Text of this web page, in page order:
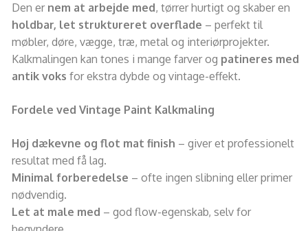
Den er nem at arbejde med, tørrer hurtigt og skaber en
holdbar, let struktureret overflade – perfekt til
møbler, døre, vægge, træ, metal og interiørprojekter.
Kalkmalingen kan tones i mange farver og patineres med
antik voks for ekstra dybde og vintage-effekt.
Fordele ved Vintage Paint Kalkmaling
Høj dækevne og flot mat finish – giver et professionelt
resultat med få lag.
Minimal forberedelse – ofte ingen slibning eller primer
nødvendig.
Let at male med – god flow-egenskab, selv for